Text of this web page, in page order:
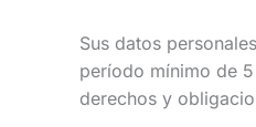
Sus datos
período mínimo de
derechos y